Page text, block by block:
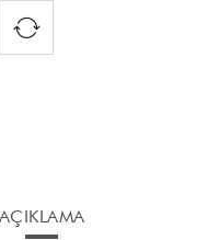
AÇIKLAMA